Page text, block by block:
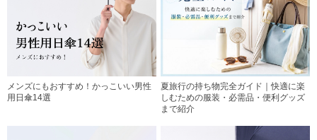
メンズにもおすすめ！かっこいい男性
用日傘14選
夏旅行の持ち物完全ガイド｜快適に楽
しむための服装・必需品・便利グッズ
まで紹介